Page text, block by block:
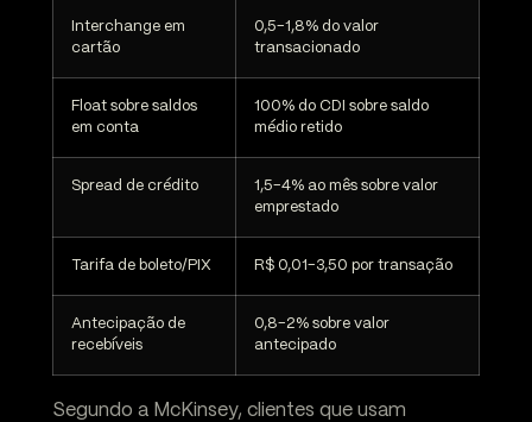
Interchange em
cartão
0,5-1,8% do valor
transacionado
Float sobre saldos
em conta
100% do CDI sobre saldo
médio retido
Spread de crédito
1,5-4% ao mês sobre valor
emprestado
Tarifa de boleto/PIX R$ 0,01-3,50 por transação
Antecipação de
recebíveis
0,8-2% sobre valor
antecipado
Segundo a McKinsey, clientes que usam